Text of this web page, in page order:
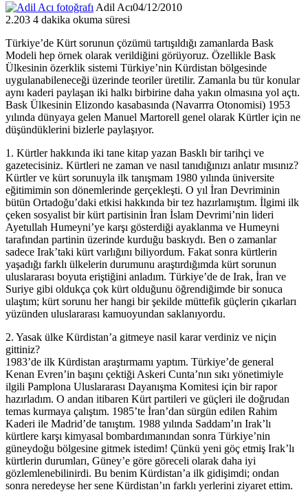
Adil Acı04/12/2010
2.203 4 dakika okuma süresi
Türkiye’de Kürt sorunun çözümü tartışıldığı zamanlarda Bask
Modeli hep örnek olarak verildiğini görüyoruz. Özellikle Bask
Ülkesinin özerklik sistemi Türkiye’nin Kürdistan bölgesinde
uygulanabileneceği üzerinde teoriler üretilir. Zamanla bu tür konular
aynı kaderi paylaşan iki halkı birbirine daha yakın olmasına yol açtı.
Bask Ülkesinin Elizondo kasabasında (Navarrra Otonomisi) 1953
yılında dünyaya gelen Manuel Martorell genel olarak Kürtler için ne
düşündüklerini bizlerle paylaşıyor.
1. Kürtler hakkında iki tane kitap yazan Basklı bir tarihçi ve
gazetecisiniz. Kürtleri ne zaman ve nasıl tanıdığınızı anlatır mısınız?
Kürtler ve kürt sorunuyla ilk tanışmam 1980 yılında üniversite
eğitimimin son dönemlerinde gerçekleşti. O yıl İran Devriminin
bütün Ortadoğu’daki etkisi hakkında bir tez hazırlamıştım. İlgimi ilk
çeken sosyalist bir kürt partisinin İran İslam Devrimi’nin lideri
Ayetullah Humeyni’ye karşı gösterdiği ayaklanma ve Humeyni
tarafından partinin üzerinde kurduğu baskıydı. Ben o zamanlar
sadece Irak’taki kürt varlığını biliyordum. Fakat sonra kürtlerin
yaşadığı farklı ülkelerin durumunu araştırdığımda kürt sorunun
uluslararası boyuta eriştiğini anladım. Türkiye’de de Irak, İran ve
Suriye gibi oldukça çok kürt olduğunu öğrendiğimde bir sonuca
ulaştım; kürt sorunu her hangi bir şekilde müttefik güçlerin çıkarları
yüzünden uluslararası kamuoyundan saklanıyordu.
2. Yasak ülke Kürdistan’a gitmeye nasil karar verdiniz ve niçin
gittiniz?
1983’de ilk Kürdistan araştırmamı yaptım. Türkiye’de general
Kenan Evren’in başını çektiği Askeri Cunta’nın sıkı yönetimiyle
ilgili Pamplona Uluslararası Dayanışma Komitesi için bir rapor
hazırladım. O andan itibaren Kürt partileri ve güçleri ile doğrudan
temas kurmaya çalıştım. 1985’te İran’dan sürgün edilen Rahim
Kaderi ile Madrid’de tanıştım. 1988 yılında Saddam’ın Irak’lı
kürtlere karşı kimyasal bombardımanından sonra Türkiye’nin
güneydoğu bölgesine gitmek istedim! Çünkü yeni göç etmiş Irak’lı
kürtlerin durumları, Güney’e göre göreceli olarak daha iyi
gözlemlenebilinirdi. Bu benim Kürdistan’a ilk gidişimdi; ondan
sonra neredeyse her sene Kürdistan’ın farklı yerlerini ziyaret ettim.